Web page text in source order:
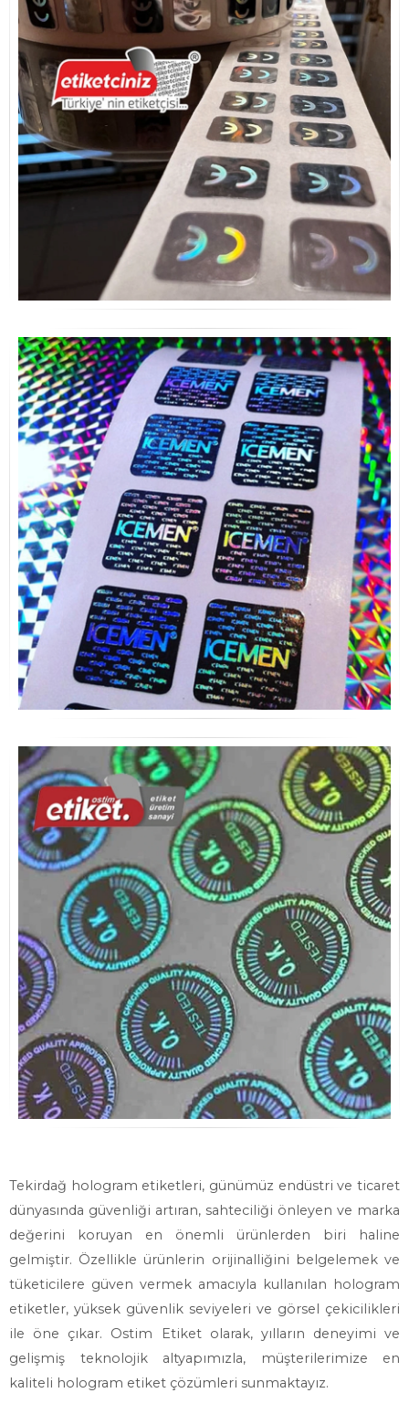
Tekirdağ hologram etiketleri, günümüz endüstri ve ticaret
dünyasında güvenliği artıran, sahteciliği önleyen ve marka
değerini koruyan en önemli ürünlerden biri haline
gelmiştir. Özellikle ürünlerin orijinalliğini belgelemek ve
tüketicilere güven vermek amacıyla kullanılan hologram
etiketler, yüksek güvenlik seviyeleri ve görsel çekicilikleri
ile öne çıkar. Ostim Etiket olarak, yılların deneyimi ve
gelişmiş teknolojik altyapımızla, müşterilerimize en
kaliteli hologram etiket çözümleri sunmaktayız.